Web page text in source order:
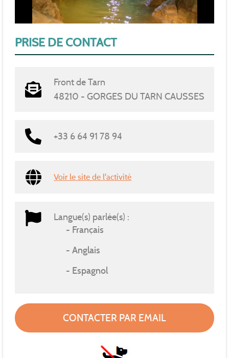
PRISE DE CONTACT
Front de Tarn
48210 - GORGES DU TARN CAUSSES
+33 6 64 91 78 94
Voir le site de l'activité
Langue(s) parlée(s) :
Français
Anglais
Espagnol
CONTACTER PAR EMAIL